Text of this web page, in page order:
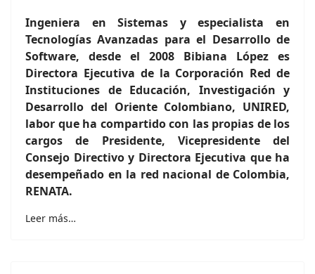
Ingeniera en Sistemas y especialista en
Tecnologías Avanzadas para el Desarrollo de
Software, desde el 2008 Bibiana López es
Directora Ejecutiva de la Corporación Red de
Instituciones de Educación, Investigación y
Desarrollo del Oriente Colombiano, UNIRED,
labor que ha compartido con las propias de los
cargos de Presidente, Vicepresidente del
Consejo Directivo y Directora Ejecutiva que ha
desempeñado en la red nacional de Colombia,
RENATA.
Leer más…